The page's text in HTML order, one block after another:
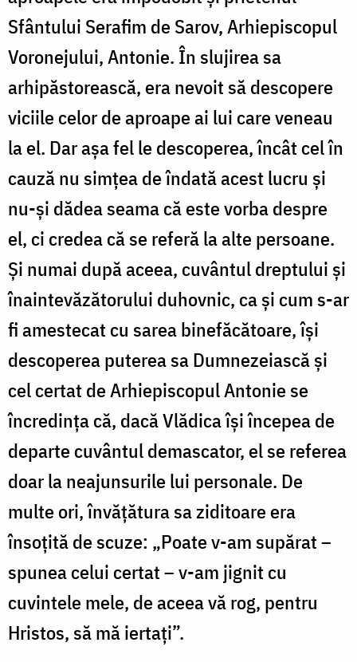
Sfântului Serafim de Sarov, Arhiepiscopul
Voronejului, Antonie. În slujirea sa
arhipăstorească, era nevoit să descopere
viciile celor de aproape ai lui care veneau
la el. Dar aşa fel le descoperea, încât cel în
cauză nu simţea de îndată acest lucru şi
nu-şi dădea seama că este vorba despre
el, ci credea că se referă la alte persoane.
Şi numai după aceea, cuvântul dreptului şi
înaintevăzătorului duhovnic, ca şi cum s-ar
fi amestecat cu sarea binefăcătoare, îşi
descoperea puterea sa Dumnezeiască şi
cel certat de Arhiepiscopul Antonie se
încredinţa că, dacă Vlădica îşi începea de
departe cuvântul demascator, el se referea
doar la neajunsurile lui personale. De
multe ori, învăţătura sa ziditoare era
însoţită de scuze: „Poate v-am supărat –
spunea celui certat – v-am jignit cu
cuvintele mele, de aceea vă rog, pentru
Hristos, să mă iertaţi”.